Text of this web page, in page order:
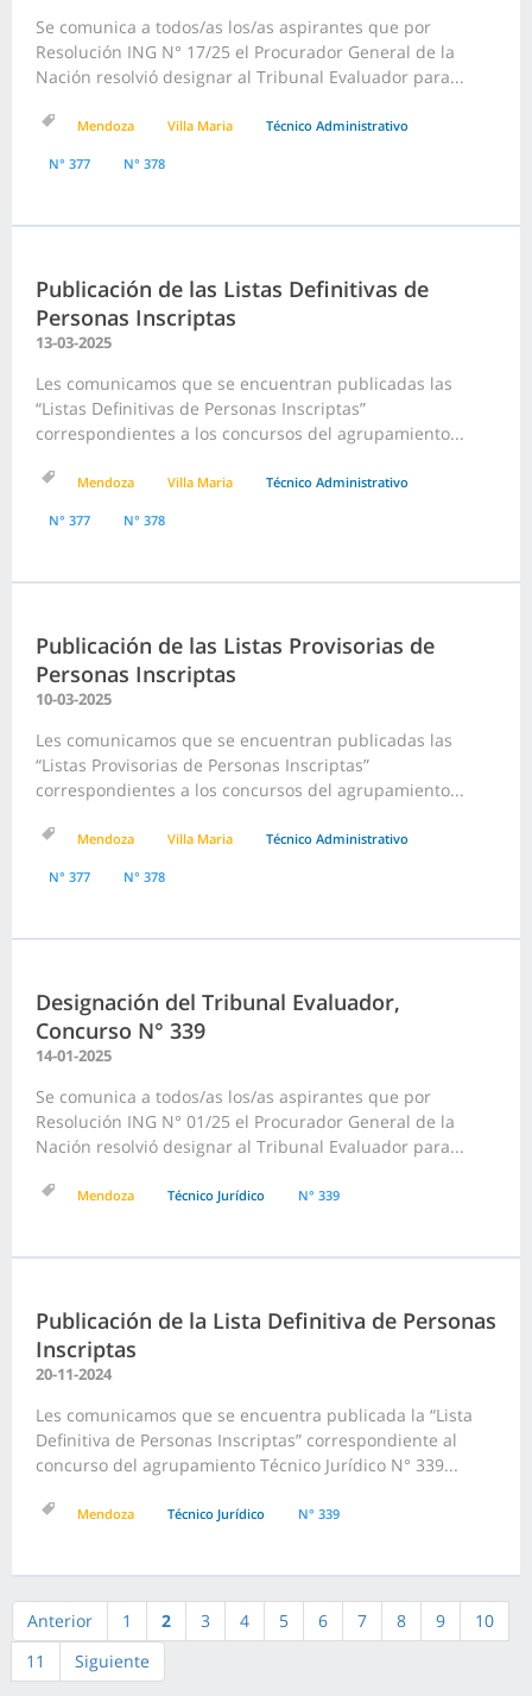
Se comunica a todos/as los/as aspirantes que por
Resolución ING N° 17/25 el Procurador General de la
Nación resolvió designar al Tribunal Evaluador para...
Mendoza Villa Maria Técnico Administrativo
N° 377 N° 378
Publicación de las Listas Definitivas de
Personas Inscriptas
13-03-2025
Les comunicamos que se encuentran publicadas las
“Listas Definitivas de Personas Inscriptas”
correspondientes a los concursos del agrupamiento...
Mendoza Villa Maria Técnico Administrativo
N° 377 N° 378
Publicación de las Listas Provisorias de
Personas Inscriptas
10-03-2025
Les comunicamos que se encuentran publicadas las
“Listas Provisorias de Personas Inscriptas”
correspondientes a los concursos del agrupamiento...
Mendoza Villa Maria Técnico Administrativo
N° 377 N° 378
Designación del Tribunal Evaluador,
Concurso N° 339
14-01-2025
Se comunica a todos/as los/as aspirantes que por
Resolución ING N° 01/25 el Procurador General de la
Nación resolvió designar al Tribunal Evaluador para...
Mendoza Técnico Jurídico N° 339
Publicación de la Lista Definitiva de Personas
Inscriptas
20-11-2024
Les comunicamos que se encuentra publicada la “Lista
Definitiva de Personas Inscriptas” correspondiente al
concurso del agrupamiento Técnico Jurídico N° 339...
Mendoza Técnico Jurídico N° 339
Anterior 1 2 3 4 5 6 7 8 9
10
11
Siguiente